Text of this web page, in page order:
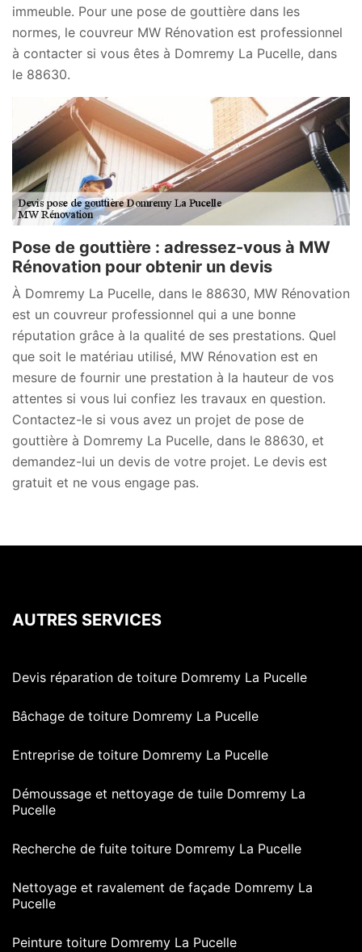
immeuble. Pour une pose de gouttière dans les
normes, le couvreur MW Rénovation est professionnel
à contacter si vous êtes à Domremy La Pucelle, dans
le 88630.
Pose de gouttière : adressez-vous à MW
Rénovation pour obtenir un devis
À Domremy La Pucelle, dans le 88630, MW Rénovation
est un couvreur professionnel qui a une bonne
réputation grâce à la qualité de ses prestations. Quel
que soit le matériau utilisé, MW Rénovation est en
mesure de fournir une prestation à la hauteur de vos
attentes si vous lui confiez les travaux en question.
Contactez-le si vous avez un projet de pose de
gouttière à Domremy La Pucelle, dans le 88630, et
demandez-lui un devis de votre projet. Le devis est
gratuit et ne vous engage pas.
AUTRES SERVICES
Devis réparation de toiture Domremy La Pucelle
Bâchage de toiture Domremy La Pucelle
Entreprise de toiture Domremy La Pucelle
Démoussage et nettoyage de tuile Domremy La
Pucelle
Recherche de fuite toiture Domremy La Pucelle
Nettoyage et ravalement de façade Domremy La
Pucelle
Peinture toiture Domremy La Pucelle